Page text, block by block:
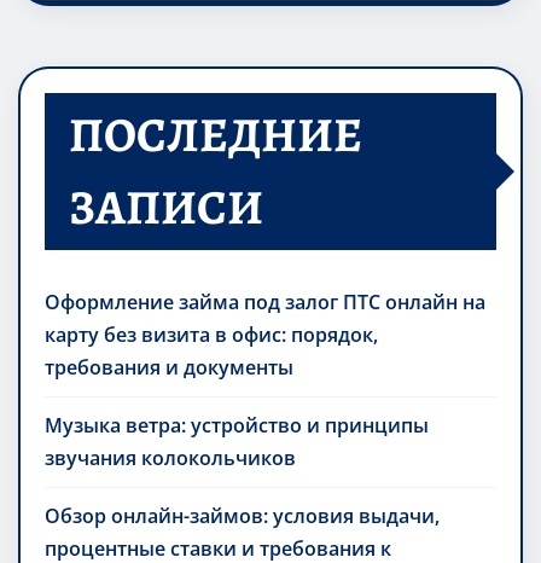
ПОСЛЕДНИЕ
ЗАПИСИ
Оформление займа под залог ПТС онлайн на
карту без визита в офис: порядок,
требования и документы
Музыка ветра: устройство и принципы
звучания колокольчиков
Обзор онлайн-займов: условия выдачи,
процентные ставки и требования к